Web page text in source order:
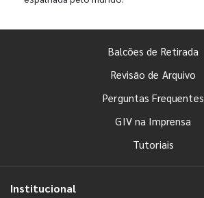
Balcões de Retirada
Revisão de Arquivo
Perguntas Frequentes
GIV na Imprensa
Tutoriais
Institucional